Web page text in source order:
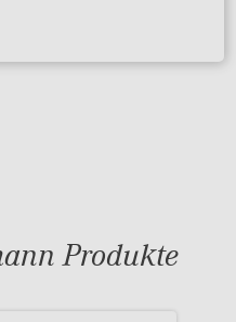
Produkte